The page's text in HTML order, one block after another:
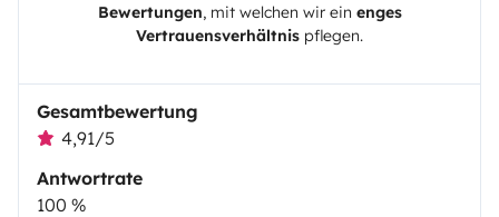
Bewertungen, mit welchen wir ein enges
Vertrauensverhältnis pflegen.
Gesamtbewertung
4,91/5
Antwortrate
100 %